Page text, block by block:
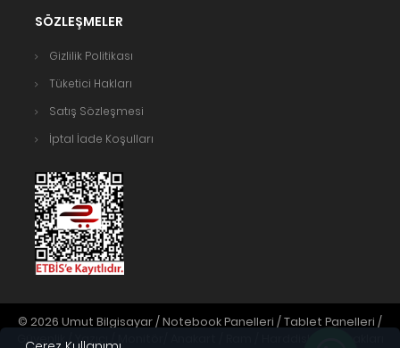
SÖZLEŞMELER
Gizlilik Politikası
Tüketici Hakları
Satış Sözleşmesi
İptal İade Koşulları
© 2026 Umut Bilgisayar / Notebook Panelleri / Tablet Panelleri /
Güvenlik / Yazıcı / Monitör/ Anakart / Ram / Harddisk. Tüm hakları